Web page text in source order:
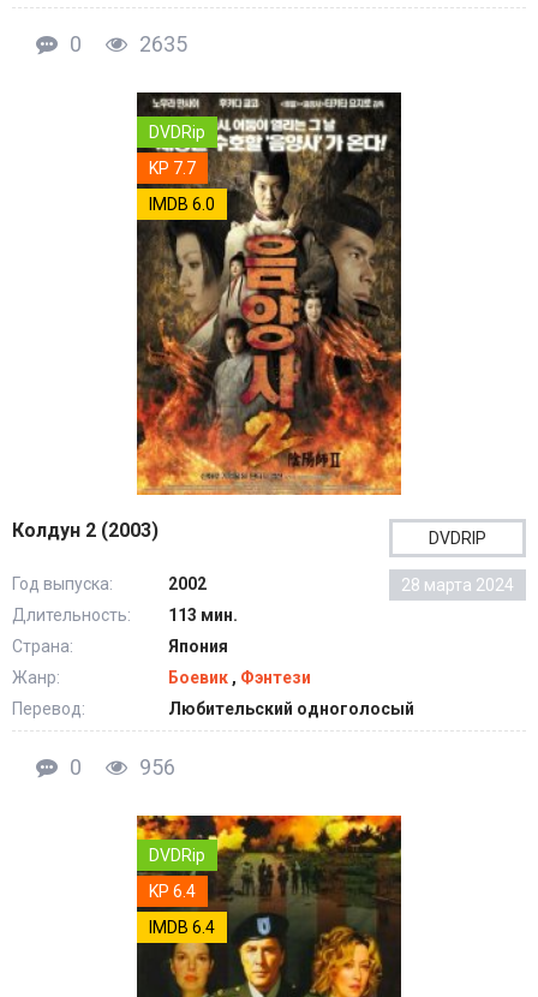
0 2635
DVDRip
KP 7.7
IMDB 6.0
Колдун 2 (2003) DVDRIP
28 марта 2024
Год выпуска:
2002
Длительность:
113 мин.
Страна:
Япония
Жанр:
Боевик , Фэнтези
Перевод:
Любительский одноголосый
0 956
DVDRip
KP 6.4
IMDB 6.4